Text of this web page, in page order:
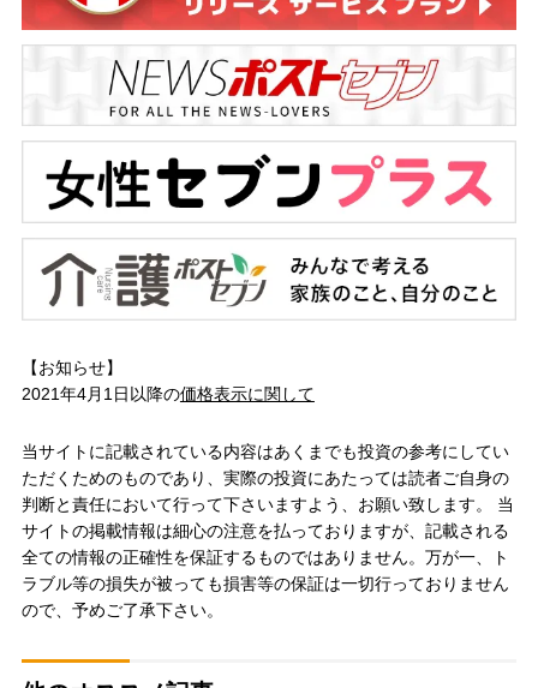
【お知らせ】
2021年4月1日以降の価格表示に関して
当サイトに記載されている内容はあくまでも投資の参考にしてい
ただくためのものであり、実際の投資にあたっては読者ご自身の
判断と責任において行って下さいますよう、お願い致します。 当
サイトの掲載情報は細心の注意を払っておりますが、記載される
全ての情報の正確性を保証するものではありません。万が一、ト
ラブル等の損失が被っても損害等の保証は一切行っておりません
ので、予めご了承下さい。